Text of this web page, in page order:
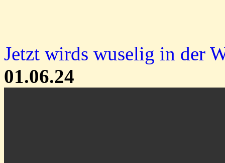
Jetzt wirds wuselig in der
01.06.24